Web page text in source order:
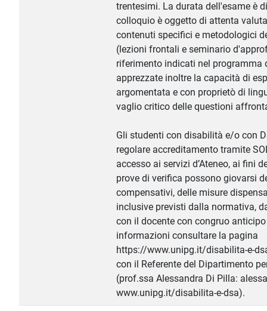
trentesimi. La durata dell'esame è
colloquio è oggetto di attenta
contenuti specifici e metodologici
(lezioni frontali e seminario
riferimento indicati nel programma
apprezzate inoltre la capacità di
argomentata e con proprietò di
vaglio critico delle questioni
Gli studenti con disabilità e/o con
regolare accreditamento tramite
accesso ai servizi d’Ateneo, ai fini
prove di verifica possono giovarsi
compensativi, delle misure
inclusive previsti dalla normativa,
con il docente con congruo
informazioni consultare la pagina
https://www.unipg.it/disabilita-e-
con il Referente del Dipartimento
(prof.ssa Alessandra Di Pilla:
www.unipg.it/disabilita-e-dsa).